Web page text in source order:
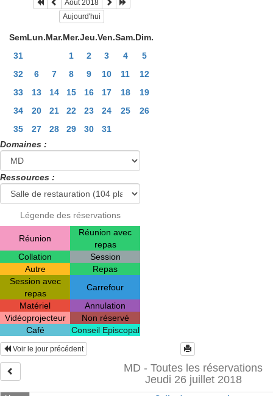
Août 2018
Aujourd'hui
SemLun.Mar.Mer.Jeu.Ven.Sam.Dim.
31
1 2 3 4
5
32
6 7 8 9 10 11
12
33
13 14 15 16 17 18
19
34
20 21 22 23 24 25
26
35
27 28 29 30
31
Domaines :
Ressources :
Légende des réservations
Réunion
Réunion avec
repas
Collation
Session
Autre
Repas
Session avec
repas
Carrefour
Matériel
Annulation
Vidéoprojecteur
Non réservé
Café
Conseil Episcopal
Voir le jour précédent
MD - Toutes les réservations
Jeudi 26 juillet 2018